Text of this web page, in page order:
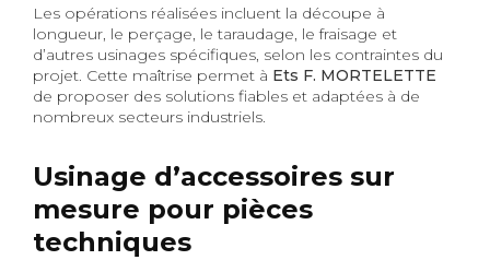
Les opérations réalisées incluent la découpe à
longueur, le perçage, le taraudage, le fraisage et
d’autres usinages spécifiques, selon les contraintes du
projet. Cette maîtrise permet à Ets F. MORTELETTE
de proposer des solutions fiables et adaptées à de
nombreux secteurs industriels.
Usinage d’accessoires sur
mesure pour pièces
techniques